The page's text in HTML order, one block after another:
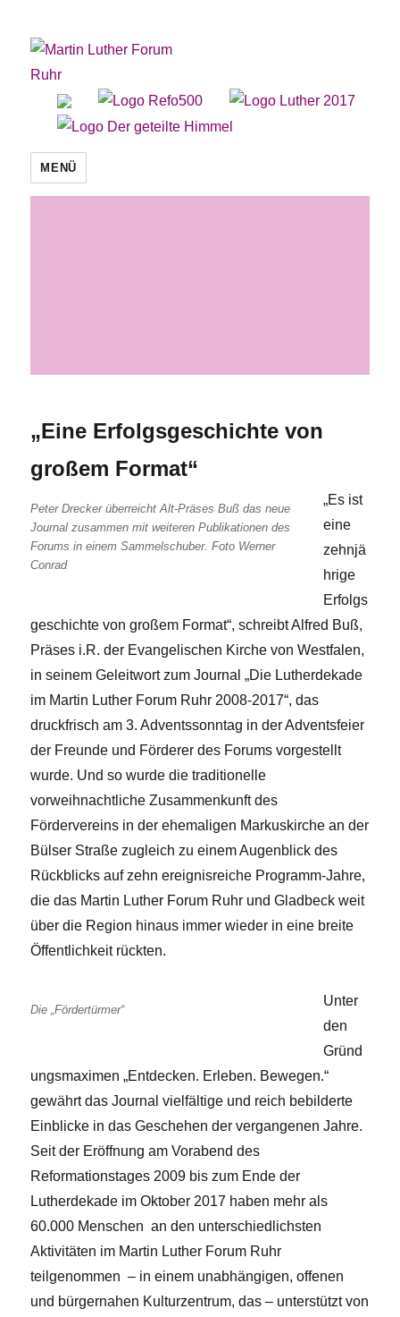
Martin Luther Forum Ruhr
MENÜ
„Eine Erfolgsgeschichte von
großem Format“
Peter Drecker überreicht Alt-Präses Buß das neue
Journal zusammen mit weiteren Publikationen des
Forums in einem Sammelschuber. Foto Werner
Conrad
„Es ist
eine
zehnjä
hrige
Erfolgs
geschichte von großem Format“, schreibt Alfred Buß,
Präses i.R. der Evangelischen Kirche von Westfalen,
in seinem Geleitwort zum Journal „Die Lutherdekade
im Martin Luther Forum Ruhr 2008-2017“, das
druckfrisch am 3. Adventssonntag in der Adventsfeier
der Freunde und Förderer des Forums vorgestellt
wurde. Und so wurde die traditionelle
vorweihnachtliche Zusammenkunft des
Fördervereins in der ehemaligen Markuskirche an der
Bülser Straße zugleich zu einem Augenblick des
Rückblicks auf zehn ereignisreiche Programm-Jahre,
die das Martin Luther Forum Ruhr und Gladbeck weit
über die Region hinaus immer wieder in eine breite
Öffentlichkeit rückten.
Die „Fördertürmer“
Unter
den
Gründ
ungsmaximen „Entdecken. Erleben. Bewegen.“
gewährt das Journal vielfältige und reich bebilderte
Einblicke in das Geschehen der vergangenen Jahre.
Seit der Eröffnung am Vorabend des
Reformationstages 2009 bis zum Ende der
Lutherdekade im Oktober 2017 haben mehr als
60.000 Menschen an den unterschiedlichsten
Aktivitäten im Martin Luther Forum Ruhr
teilgenommen – in einem unabhängigen, offenen
und bürgernahen Kulturzentrum, das – unterstützt von